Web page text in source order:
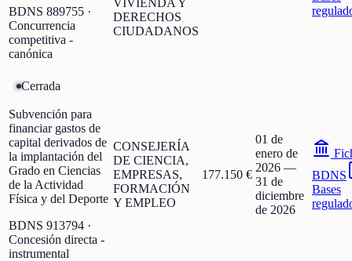
BDNS 889755 ·
Concurrencia
competitiva -
canónica
VIVIENDA Y
DERECHOS
CIUDADANOS
Cerrada
Subvención para
financiar gastos de
capital derivados de
la implantación del
Grado en Ciencias
de la Actividad
Física y del Deporte
BDNS 913794 ·
Concesión directa -
instrumental
CONSEJERÍA
DE CIENCIA,
EMPRESAS,
FORMACIÓN
Y EMPLEO
177.150 €
01 de
enero de
2026 —
31 de
diciembre
de 2026
BDNS
Bases